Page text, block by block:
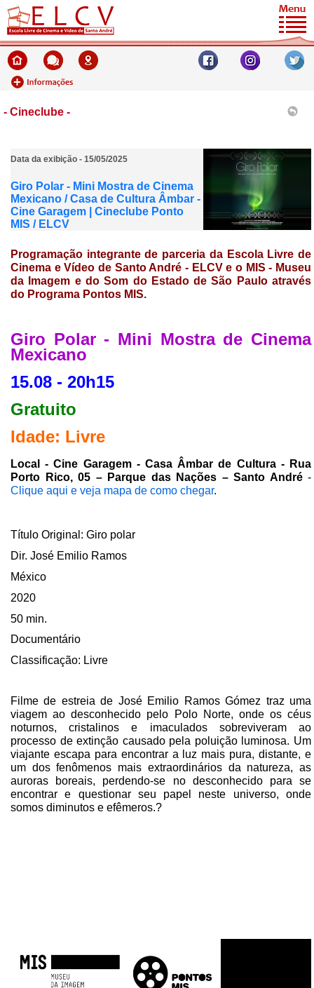
- Cineclube -
Data da exibição - 15/05/2025
Giro Polar - Mini Mostra de Cinema
Mexicano / Casa de Cultura Âmbar -
Cine Garagem | Cineclube Ponto
MIS / ELCV
Programação integrante de parceria da Escola Livre de
Cinema e Vídeo de Santo André - ELCV e o MIS - Museu
da Imagem e do Som do Estado de São Paulo através
do Programa Pontos MIS.
Giro Polar - Mini Mostra de Cinema
Mexicano
15.08 - 20h15
Gratuito
Idade: Livre
Local - Cine Garagem - Casa Âmbar de Cultura - Rua
Porto Rico, 05 – Parque das Nações – Santo André-
Clique aqui e veja mapa de como chegar.
Título Original: Giro polar
Dir. José Emilio Ramos
México
2020
50 min.
Documentário
Classificação: Livre
Filme de estreia de José Emilio Ramos Gómez traz uma
viagem ao desconhecido pelo Polo Norte, onde os céus
noturnos, cristalinos e imaculados sobreviveram ao
processo de extinção causado pela poluição luminosa. Um
viajante escapa para encontrar a luz mais pura, distante, e
um dos fenômenos mais extraordinários da natureza, as
auroras boreais, perdendo-se no desconhecido para se
encontrar e questionar seu papel neste universo, onde
somos diminutos e efêmeros.?